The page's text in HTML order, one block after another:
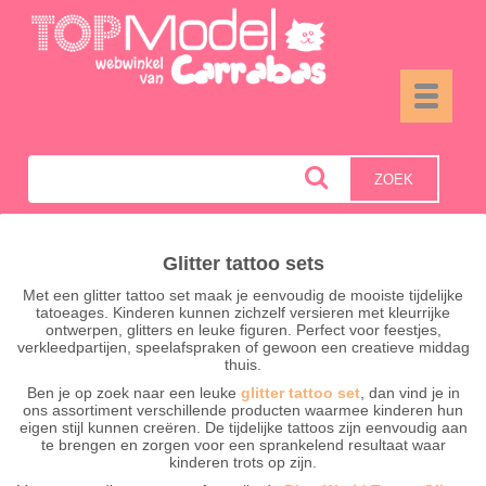
Toggle
ZOEK
Glitter tattoo sets
Met een glitter tattoo set maak je eenvoudig de mooiste tijdelijke
tatoeages. Kinderen kunnen zichzelf versieren met kleurrijke
ontwerpen, glitters en leuke figuren. Perfect voor feestjes,
verkleedpartijen, speelafspraken of gewoon een creatieve middag
thuis.
Ben je op zoek naar een leuke glitter tattoo set, dan vind je in
ons assortiment verschillende producten waarmee kinderen hun
eigen stijl kunnen creëren. De tijdelijke tattoos zijn eenvoudig aan
te brengen en zorgen voor een sprankelend resultaat waar
kinderen trots op zijn.